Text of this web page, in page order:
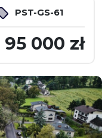
PST-GS-61
95 000 zł